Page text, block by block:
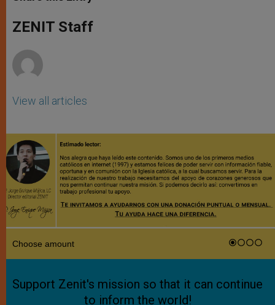
s
p
p
e
g
e
b
o
k
ZENIT Staff
View all articles